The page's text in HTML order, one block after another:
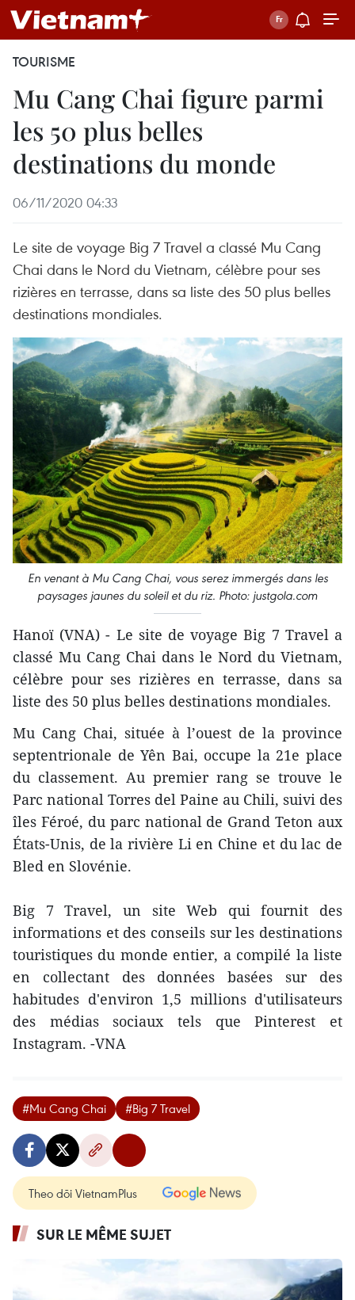
TOURISME
Mu Cang Chai figure parmi
les 50 plus belles
destinations du monde
06/11/2020 04:33
Le site de voyage Big 7 Travel a classé Mu Cang
Chai dans le Nord du Vietnam, célèbre pour ses
rizières en terrasse, dans sa liste des 50 plus belles
destinations mondiales.
En venant à Mu Cang Chai, vous serez immergés dans les
paysages jaunes du soleil et du riz. Photo: justgola.com
Hanoï (VNA) - Le site de voyage Big 7 Travel a
classé Mu Cang Chai dans le Nord du Vietnam,
célèbre pour ses rizières en terrasse, dans sa
liste des 50 plus belles destinations mondiales.
Mu Cang Chai, située à l’ouest de la province
septentrionale de Yên Bai, occupe la 21e place
du classement. Au premier rang se trouve le
Parc national Torres del Paine au Chili, suivi des
îles Féroé, du parc national de Grand Teton aux
États-Unis, de la rivière Li en Chine et du lac de
Bled en Slovénie.
Big 7 Travel, un site Web qui fournit des
informations et des conseils sur les destinations
touristiques du monde entier, a compilé la liste
en collectant des données basées sur des
habitudes d'environ 1,5 millions d'utilisateurs
des médias sociaux tels que Pinterest et
Instagram. -VNA
#Mu Cang Chai #Big 7 Travel
Theo dõi VietnamPlus
SUR LE MÊME SUJET